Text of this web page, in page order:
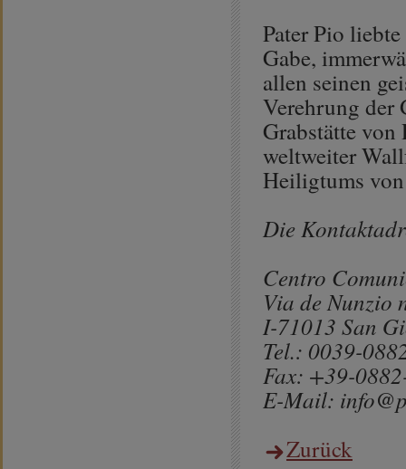
Pater Pio
Gabe,
allen seinen
Verehrung der
Grabstätte von
weltweiter
Heiligtums
Die
Centro
Via de Nunzio
I-71013 San
Tel.: 0039-
Fax: +39-
E-Mail:
Zurück